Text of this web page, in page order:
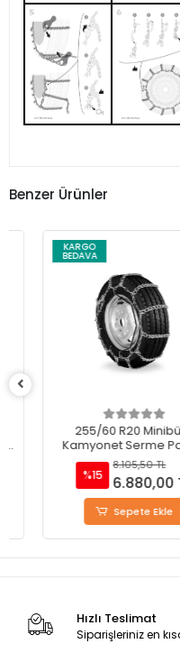
Benzer Ürünler
BEDAVA
255/60 R20 Minibüs-
Kamyonet Serme Patinaj
Zinciri - M220
8.105,50 TL
6.880,00 TL
Sepete Ekle
Hızlı Teslimat
Siparişleriniz en